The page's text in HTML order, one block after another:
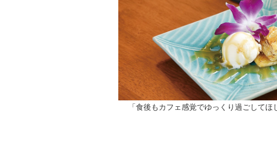
「食後もカフェ感覚でゆっくり過ごして